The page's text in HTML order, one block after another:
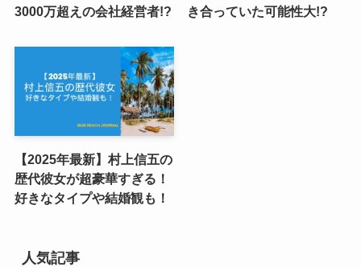
3000万超えの会社経営者!?
き合っていた可能性大!?
【2025年最新】村上信五の
歴代彼女が超豪華すぎる！
好きなタイプや結婚観も！
人気記事